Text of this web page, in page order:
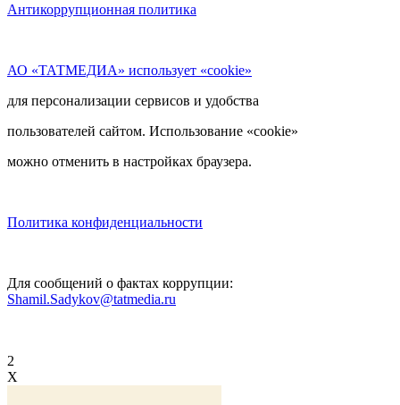
Антикоррупционная политика
АО «ТАТМЕДИА» использует «cookie»
для персонализации сервисов и удобства
пользователей сайтом. Использование «cookie»
можно отменить в настройках браузера.
Политика конфиденциальности
Для сообщений о фактах коррупции:
Shamil.Sadykov@tatmedia.ru
2
X